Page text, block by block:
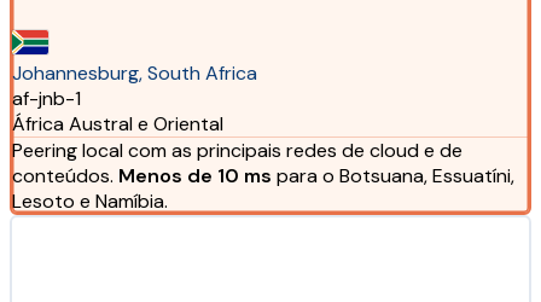
Johannesburg, South Africa
af-jnb-1
África Austral e Oriental
Peering local com as principais redes de cloud e de
conteúdos. Menos de 10 ms para o Botsuana, Essuatíni,
Lesoto e Namíbia.